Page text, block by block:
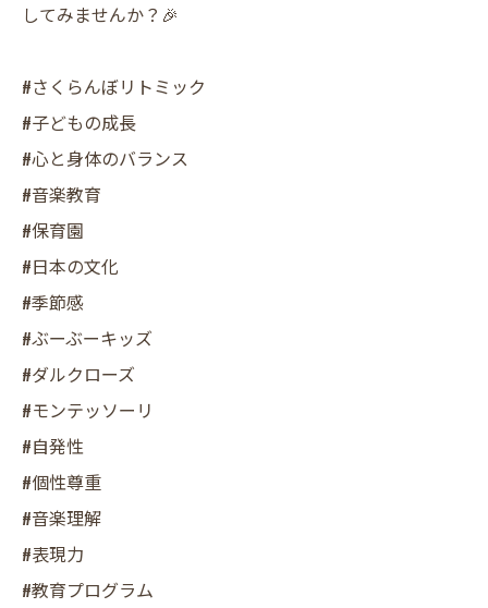
してみませんか？🎉
#さくらんぼリトミック
#子どもの成長
#心と身体のバランス
#音楽教育
#保育園
#日本の文化
#季節感
#ぶーぶーキッズ
#ダルクローズ
#モンテッソーリ
#自発性
#個性尊重
#音楽理解
#表現力
#教育プログラム